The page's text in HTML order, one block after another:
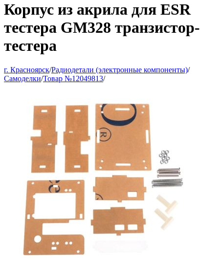
Корпус из акрила для ESR
тестера GM328 транзистор-
тестера
г. Красноярск/Радиодетали (электронные компоненты)/
Самоделки/Товар №12049813/